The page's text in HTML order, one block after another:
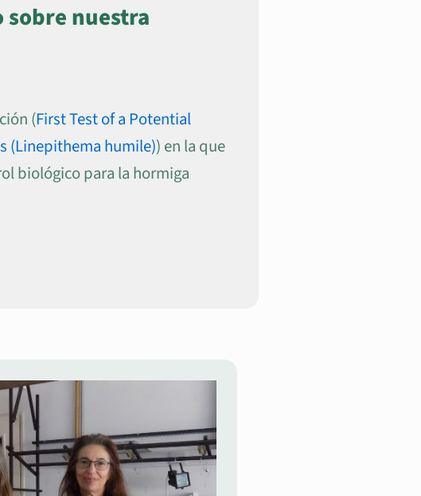
nuestra
(First Test of a Potential
(Linepithema humile)) en la que
biológico para la hormiga